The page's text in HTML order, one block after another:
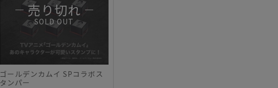
売り切れ
SOLD OUT
ゴールデンカムイ SPコラボス
タンパー